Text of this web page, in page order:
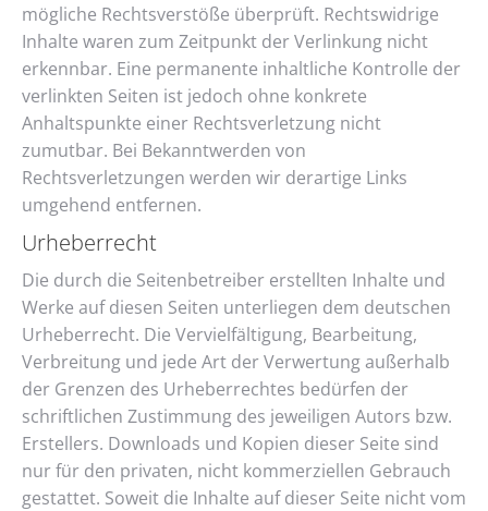
mögliche Rechtsverstöße überprüft. Rechtswidrige
Inhalte waren zum Zeitpunkt der Verlinkung nicht
erkennbar. Eine permanente inhaltliche Kontrolle der
verlinkten Seiten ist jedoch ohne konkrete
Anhaltspunkte einer Rechtsverletzung nicht
zumutbar. Bei Bekanntwerden von
Rechtsverletzungen werden wir derartige Links
umgehend entfernen.
Urheberrecht
Die durch die Seitenbetreiber erstellten Inhalte und
Werke auf diesen Seiten unterliegen dem deutschen
Urheberrecht. Die Vervielfältigung, Bearbeitung,
Verbreitung und jede Art der Verwertung außerhalb
der Grenzen des Urheberrechtes bedürfen der
schriftlichen Zustimmung des jeweiligen Autors bzw.
Erstellers. Downloads und Kopien dieser Seite sind
nur für den privaten, nicht kommerziellen Gebrauch
gestattet. Soweit die Inhalte auf dieser Seite nicht vom